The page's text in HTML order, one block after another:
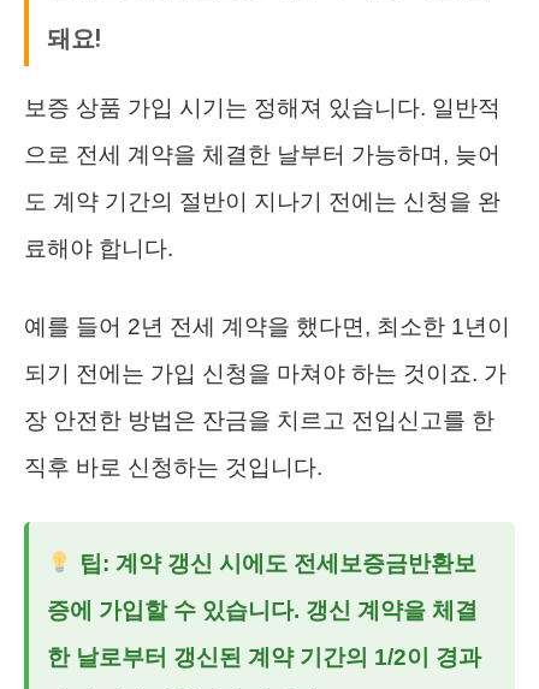
돼요!
보증 상품 가입 시기는 정해져 있습니다. 일반적
으로 전세 계약을 체결한 날부터 가능하며, 늦어
도 계약 기간의 절반이 지나기 전에는 신청을 완
료해야 합니다.
예를 들어 2년 전세 계약을 했다면, 최소한 1년이
되기 전에는 가입 신청을 마쳐야 하는 것이죠. 가
장 안전한 방법은 잔금을 치르고 전입신고를 한
직후 바로 신청하는 것입니다.
팁: 계약 갱신 시에도 전세보증금반환보
증에 가입할 수 있습니다. 갱신 계약을 체결
한 날로부터 갱신된 계약 기간의 1/2이 경과